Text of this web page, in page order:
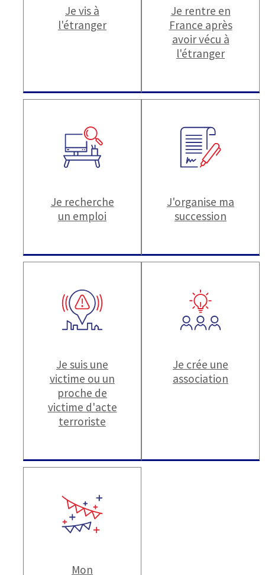
Je vis à
l'étranger
Je rentre en
France après
avoir vécu à
l'étranger
Je recherche
un emploi
J'organise ma
succession
Je suis une
victime ou un
proche de
victime d'acte
terroriste
Je crée une
association
Mon